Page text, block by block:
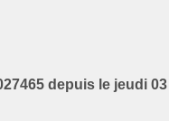
depuis le jeudi 03